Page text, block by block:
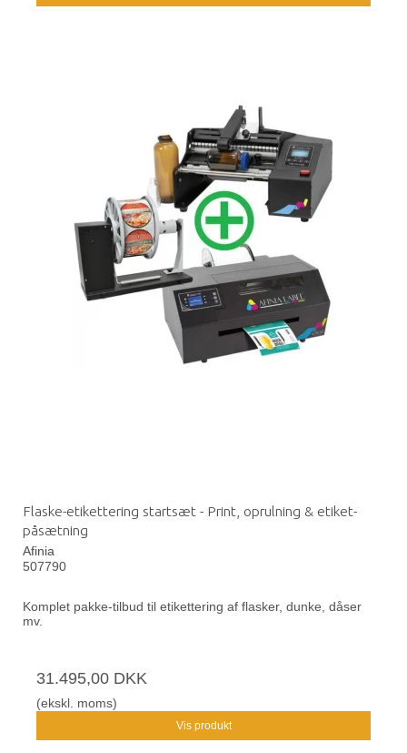
Flaske-etikettering startsæt - Print, oprulning & etiket-
påsætning
Afinia
507790
Komplet pakke-tilbud til etikettering af flasker, dunke, dåser
mv.
31.495,00 DKK
(ekskl. moms)
Vis produkt